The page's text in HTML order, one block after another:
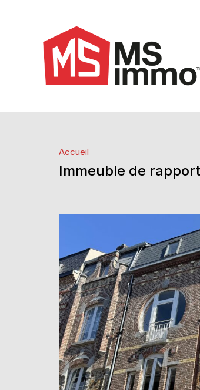
Accueil
Immeuble de